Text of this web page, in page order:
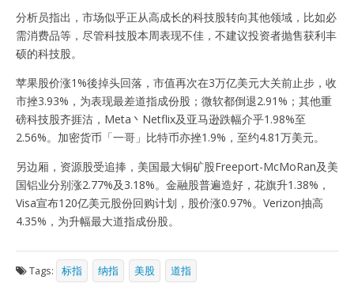
分析员指出，市场似乎正从高成长的科技股转向其他领域，比如必
需消费品等，尽管科技股本周表现不佳，不建议投资者抛售获利丰
硕的科技股。
苹果股价涨1%後掉头回落，市值再次在3万亿美元大关前止步，收
市挫3.93%，为表现最差道指成份股；微软都倒退2.91%；其他重
磅科技股齐捱沽，Meta丶Netflix及亚马逊跌幅介乎1.98%至
2.56%。加密货币「一哥」比特币亦挫1.9%，至约4.81万美元。
另边厢，资源股受追捧，美国最大铜矿股Freeport-McMoRan及美
国铝业分别涨2.77%及3.18%。金融股普遍造好，花旗升1.38%，
Visa宣布120亿美元股份回购计划，股价涨0.97%。Verizon抽高
4.35%，为升幅最大道指成份股。
Tags: 标指 纳指 美股 道指